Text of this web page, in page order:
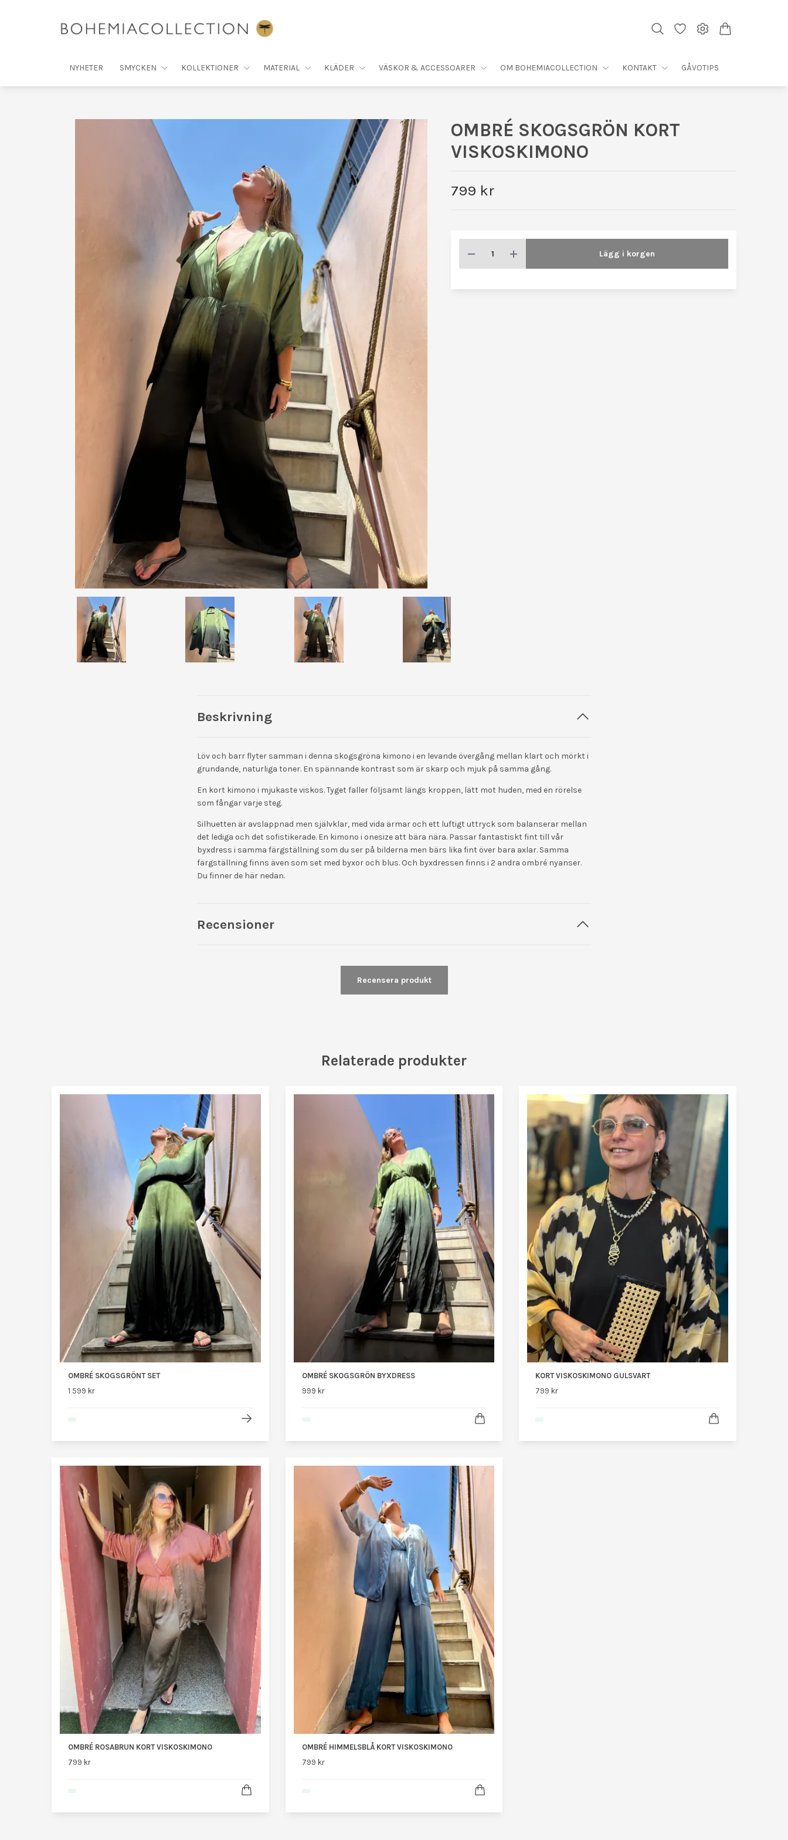
NYHETER SMYCKEN KOLLEKTIONER MATERIAL KLÄDER VÄSKOR & ACCESSOARER OM BOHEMIACOLLECTION KONTAKT GÅVOTIPS
OMBRÉ SKOGSGRÖN KORT
VISKOSKIMONO
799 kr
Lägg i korgen
Beskrivning
Löv och barr flyter samman i denna skogsgröna kimono i en levande övergång mellan klart och mörkt i
grundande, naturliga toner. En spännande kontrast som är skarp och mjuk på samma gång.
En kort kimono i mjukaste viskos. Tyget faller följsamt längs kroppen, lätt mot huden, med en rörelse
som fångar varje steg.
Silhuetten är avslappnad men självklar, med vida ärmar och ett luftigt uttryck som balanserar mellan
det lediga och det sofistikerade. En kimono i onesize att bära nära. Passar fantastiskt fint till vår
byxdress i samma färgställning som du ser på bilderna men bärs lika fint över bara axlar. Samma
färgställning finns även som set med byxor och blus. Och byxdressen finns i 2 andra ombré nyanser.
Du finner de här nedan.
Recensioner
Recensera produkt
Relaterade produkter
OMBRÉ SKOGSGRÖNT SET
1 599 kr
OMBRÉ SKOGSGRÖN BYXDRESS
999 kr
KORT VISKOSKIMONO GULSVART
799 kr
OMBRÉ ROSABRUN KORT VISKOSKIMONO
799 kr
OMBRÉ HIMMELSBLÅ KORT VISKOSKIMONO
799 kr